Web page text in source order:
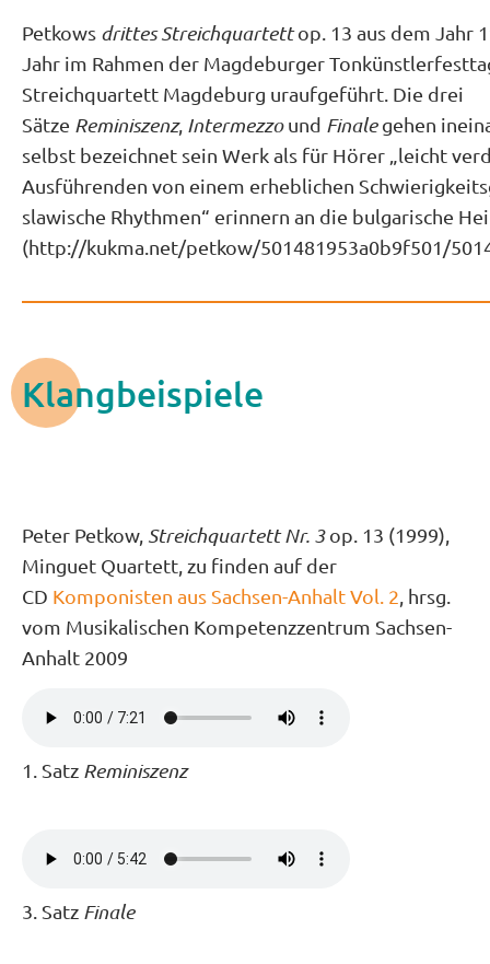
Petkows drittes Streichquartettop. 13 aus dem Jahr
Jahr im Rahmen der Magdeburger
Streichquartett Magdeburg uraufgeführt. Die drei
Sätze Reminiszenz, Intermezzound Finalegehen
selbst bezeichnet sein Werk als für Hörer „leicht
Ausführenden von einem erheblichen
slawische Rhythmen“ erinnern an die bulgarische
(http://kukma.net/petkow/501481953a0b9f501/
Klangbeispiele
Peter Petkow, Streichquartett Nr. 3op. 13 (1999),
Minguet Quartett, zu finden auf der
CD Komponisten aus Sachsen-Anhalt Vol. 2 , hrsg.
vom Musikalischen Kompetenzzentrum Sachsen-
Anhalt 2009
1. Satz Reminiszenz
3. Satz Finale